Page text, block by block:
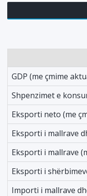
GDP (me çmime
Shpenzimet e
Eksporti neto (me
Eksporti i mallrave
Eksporti i mallrave
Eksporti i
Importi i mallrave